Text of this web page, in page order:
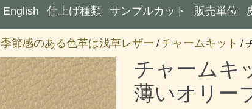
Main Menu
English 仕上げ種類 サンプルカット 販売単位
季節感のある色革は浅草レザー / チャームキット /
チャームキ
薄いオリー